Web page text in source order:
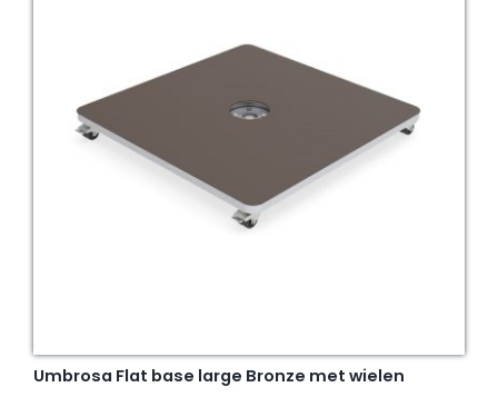
Umbrosa Flat base large Bronze met wielen